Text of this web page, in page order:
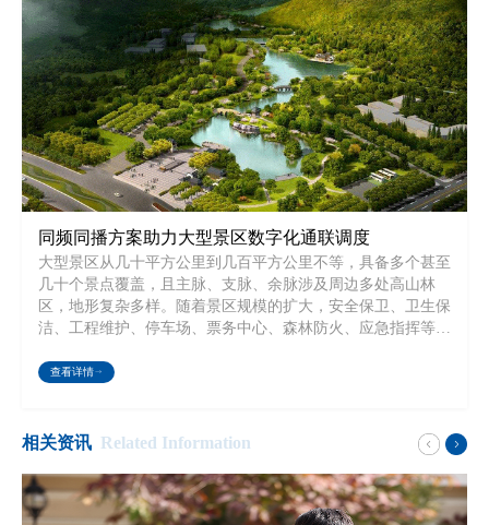
同频同播方案助力大型景区数字化通联调度
大型景区从几十平方公里到几百平方公里不等，具备多个甚至
几十个景点覆盖，且主脉、支脉、余脉涉及周边多处高山林
区，地形复杂多样。随着景区规模的扩大，安全保卫、卫生保
洁、工程维护、停车场、票务中心、森林防火、应急指挥等部
频点，相同中继频点又会出现同频干扰的问题。从各种各样的
查看详情
相关资讯 Related Information